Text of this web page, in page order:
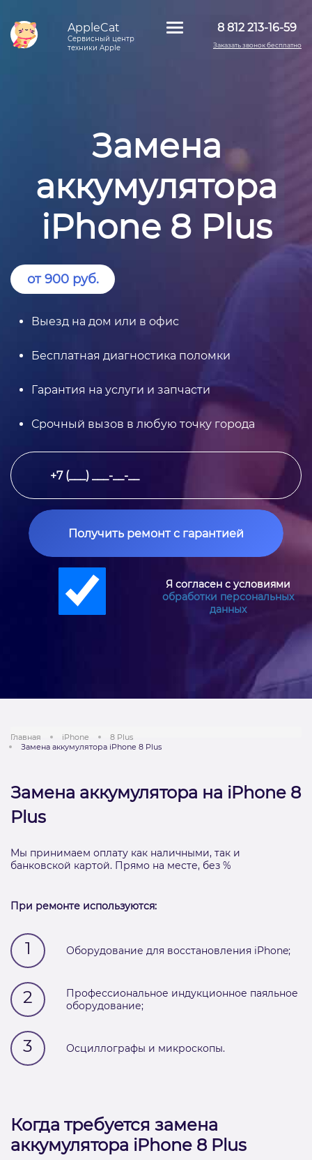
AppleCat
Сервисный центр
техники Apple
8 812 213-16-59
Заказать звонок бесплатно
Замена
аккумулятора
iPhone 8 Plus
от 900 руб.
Выезд на дом или в офис
Бесплатная диагностика поломки
Гарантия на услуги и запчасти
Срочный вызов в любую точку города
Получить ремонт с гарантией
Я согласен с условиями
обработки персональных
данных
Главная iPhone
8 Plus
Замена аккумулятора iPhone 8 Plus
Замена аккумулятора на iPhone 8
Plus
Мы принимаем оплату как наличными, так и
банковской картой. Прямо на месте, без %
При ремонте используются:
1 Оборудование для восстановления iPhone;
2
Профессиональное индукционное паяльное
оборудование;
3 Осциллографы и микроскопы.
Когда требуется замена
аккумулятора iPhone 8 Plus